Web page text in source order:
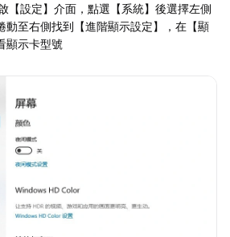
【設定】介面，點選【系統】後選擇左側
動至右側找到【進階顯示設定】，在【顯
顯示卡型號